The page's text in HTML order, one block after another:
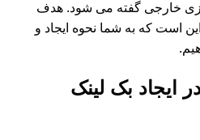
خارجی گفته می شود. هدف
است که به شما نحوه ایجاد و
ایجاد بک لینک